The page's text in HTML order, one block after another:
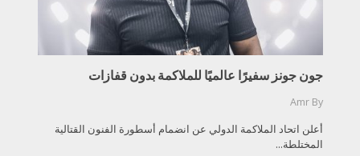
جون جونز سفيرًا عالميًا للملاكمة بدون قفازات
By
Amr
أعلن اتحاد الملاكمة الدولي عن انضمام أسطورة الفنون القتالية
المختلطة...